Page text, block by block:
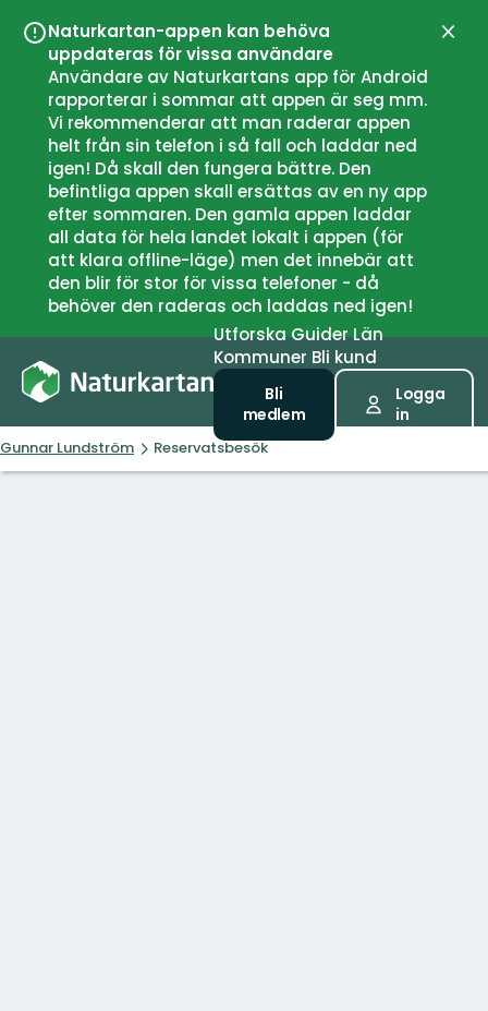
Naturkartan-appen kan behöva
uppdateras för vissa användare
Användare av Naturkartans app för Android
rapporterar i sommar att appen är seg mm.
Vi rekommenderar att man raderar appen
helt från sin telefon i så fall och laddar ned
igen! Då skall den fungera bättre. Den
befintliga appen skall ersättas av en ny app
efter sommaren. Den gamla appen laddar
all data för hela landet lokalt i appen (för
att klara offline-läge) men det innebär att
den blir för stor för vissa telefoner - då
behöver den raderas och laddas ned igen!
UtforskaGuiderLän
Kommuner Bli kund
Bli
medlem
Logga
in
Gunnar Lundström Reservatsbesök